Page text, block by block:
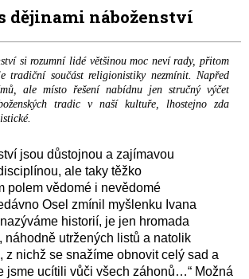
dějinami náboženství
si rozumní lidé většinou moc neví rady, přitom
tradiční součást religionistiky nezmínit. Napřed
ale místo řešení nabídnu jen stručný výčet
tradic v naší kultuře, lhostejno zda
jsou důstojnou a zajímavou
ale taky těžko
polem vědomé i nevědomé
Osel zmínil myšlenku Ivana
historií, je jen hromada
náhodně utržených listů a natolik
z nichž se snažíme obnovit celý sad a
jsme ucítili vůči všech záhonů…“ Možná